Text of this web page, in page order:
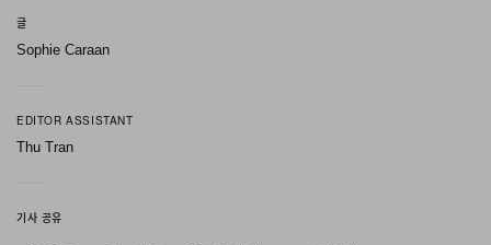
보다 그래픽 디렉션이다. 각기 다른 작업 세계를 지닌
세 명의 아티스트로 역할을 나눠, 아이템마다 전혀 다
와 초기 인터넷 시대의 질감을 더해, 단순한 레트로를
글
Sophie Caraan
EDITOR ASSISTANT
Thu Tran
기사 공유